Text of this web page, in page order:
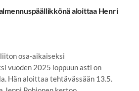
aloittaa Henri
osa-aikaiseksi
vuoden 2025 loppuun asti on
Hän aloittaa tehtävässään 13.5.